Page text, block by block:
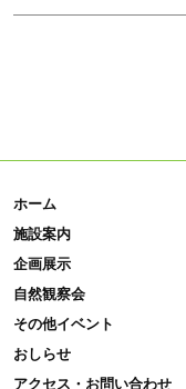
ホーム
施設案内
企画展示
自然観察会
その他イベント
おしらせ
アクセス・お問い合わせ